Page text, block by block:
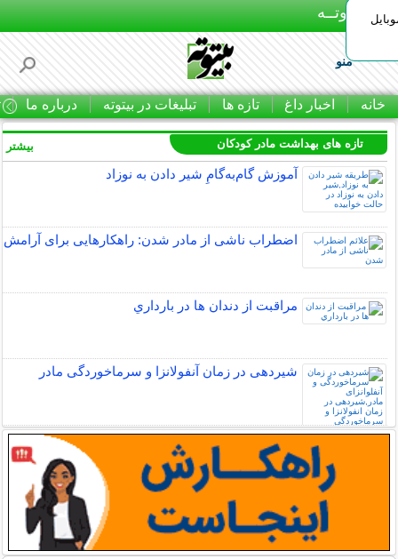
بـیتوتــه
منو
خانه اخبار داغ تازه ها تبلیغات در بیتوته درباره ما
تازه های بهداشت مادر کودکان
آموزش گام‌به‌گامِ شیر دادن به نوزاد
اضطراب ناشی از مادر شدن: راهکارهایی برای آرامش
مراقبت از دندان‌ ها در بارداري
شیردهی در زمان آنفولانزا و سرماخوردگی مادر
بیشتر